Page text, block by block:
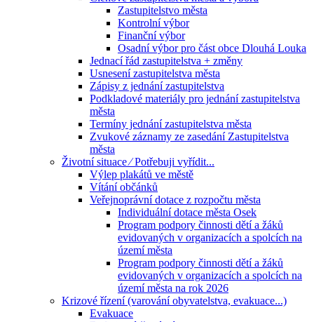
Zastupitelstvo města
Kontrolní výbor
Finanční výbor
Osadní výbor pro část obce Dlouhá Louka
Jednací řád zastupitelstva + změny
Usnesení zastupitelstva města
Zápisy z jednání zastupitelstva
Podkladové materiály pro jednání zastupitelstva
města
Termíny jednání zastupitelstva města
Zvukové záznamy ze zasedání Zastupitelstva
města
Životní situace ⁄ Potřebuji vyřídit...
Výlep plakátů ve městě
Vítání občánků
Veřejnoprávní dotace z rozpočtu města
Individuální dotace města Osek
Program podpory činnosti dětí a žáků
evidovaných v organizacích a spolcích na
území města
Program podpory činnosti dětí a žáků
evidovaných v organizacích a spolcích na
území města na rok 2026
Krizové řízení (varování obyvatelstva, evakuace...)
Evakuace